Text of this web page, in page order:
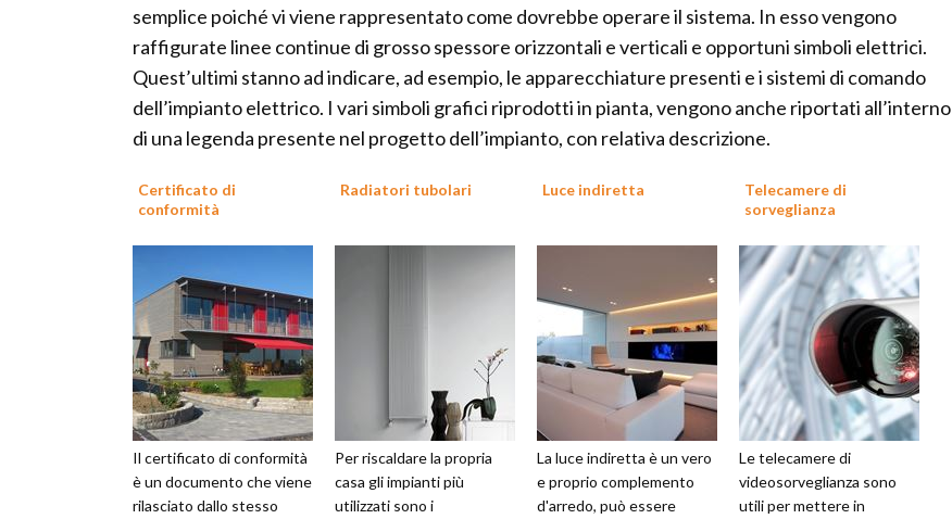
semplice poiché vi viene rappresentato come dovrebbe operare il sistema. In esso vengono
raffigurate linee continue di grosso spessore orizzontali e verticali e opportuni simboli elettrici.
Quest’ultimi stanno ad indicare, ad esempio, le apparecchiature presenti e i sistemi di comando
dell’impianto elettrico. I vari simboli grafici riprodotti in pianta, vengono anche riportati all’interno
di una legenda presente nel progetto dell’impianto, con relativa descrizione.
Certificato di
conformità
Il certificato di conformità
è un documento che viene
rilasciato dallo stesso
Radiatori tubolari
Per riscaldare la propria
casa gli impianti più
utilizzati sono i
Luce indiretta
La luce indiretta è un vero
e proprio complemento
d'arredo, può essere
Telecamere di
sorveglianza
Le telecamere di
videosorveglianza sono
utili per mettere in